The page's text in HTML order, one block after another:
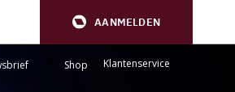
AANMELDEN
Shop Klantenservice